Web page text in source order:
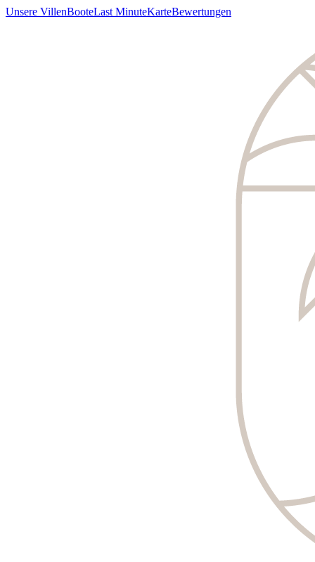
Unsere VillenBooteLast MinuteKarteBewertungen